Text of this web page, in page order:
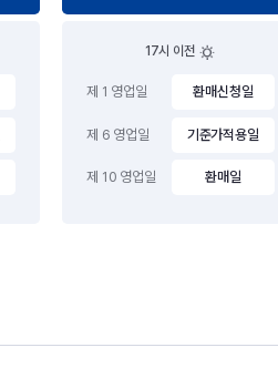
17시 이전
제 1 영업일 환매신청일
제 6 영업일 기준가적용일
제 10 영업일 환매일